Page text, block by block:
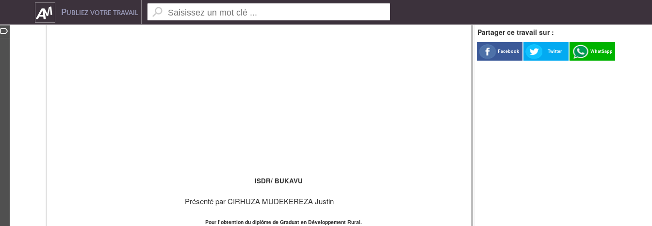
Publiez votre travail
ISDR/ BUKAVU
Présenté par CIRHUZA MUDEKEREZA Justin
Pour l'obtention du diplôme de Graduat en Développement Rural.
Partager ce travail sur :
Facebook Twitter WhatSapp